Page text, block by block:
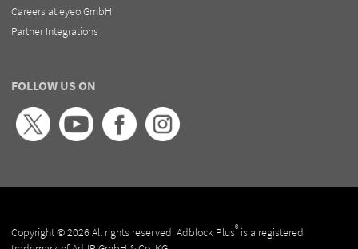
Careers at eyeo GmbH
Partner Integrations
FOLLOW US ON
Copyright © 2026 All rights reserved. Adblock Plus®is a registered